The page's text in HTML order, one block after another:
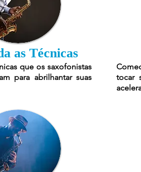
as Técnicas
que os saxofonistas
para abrilhantar suas
tocar